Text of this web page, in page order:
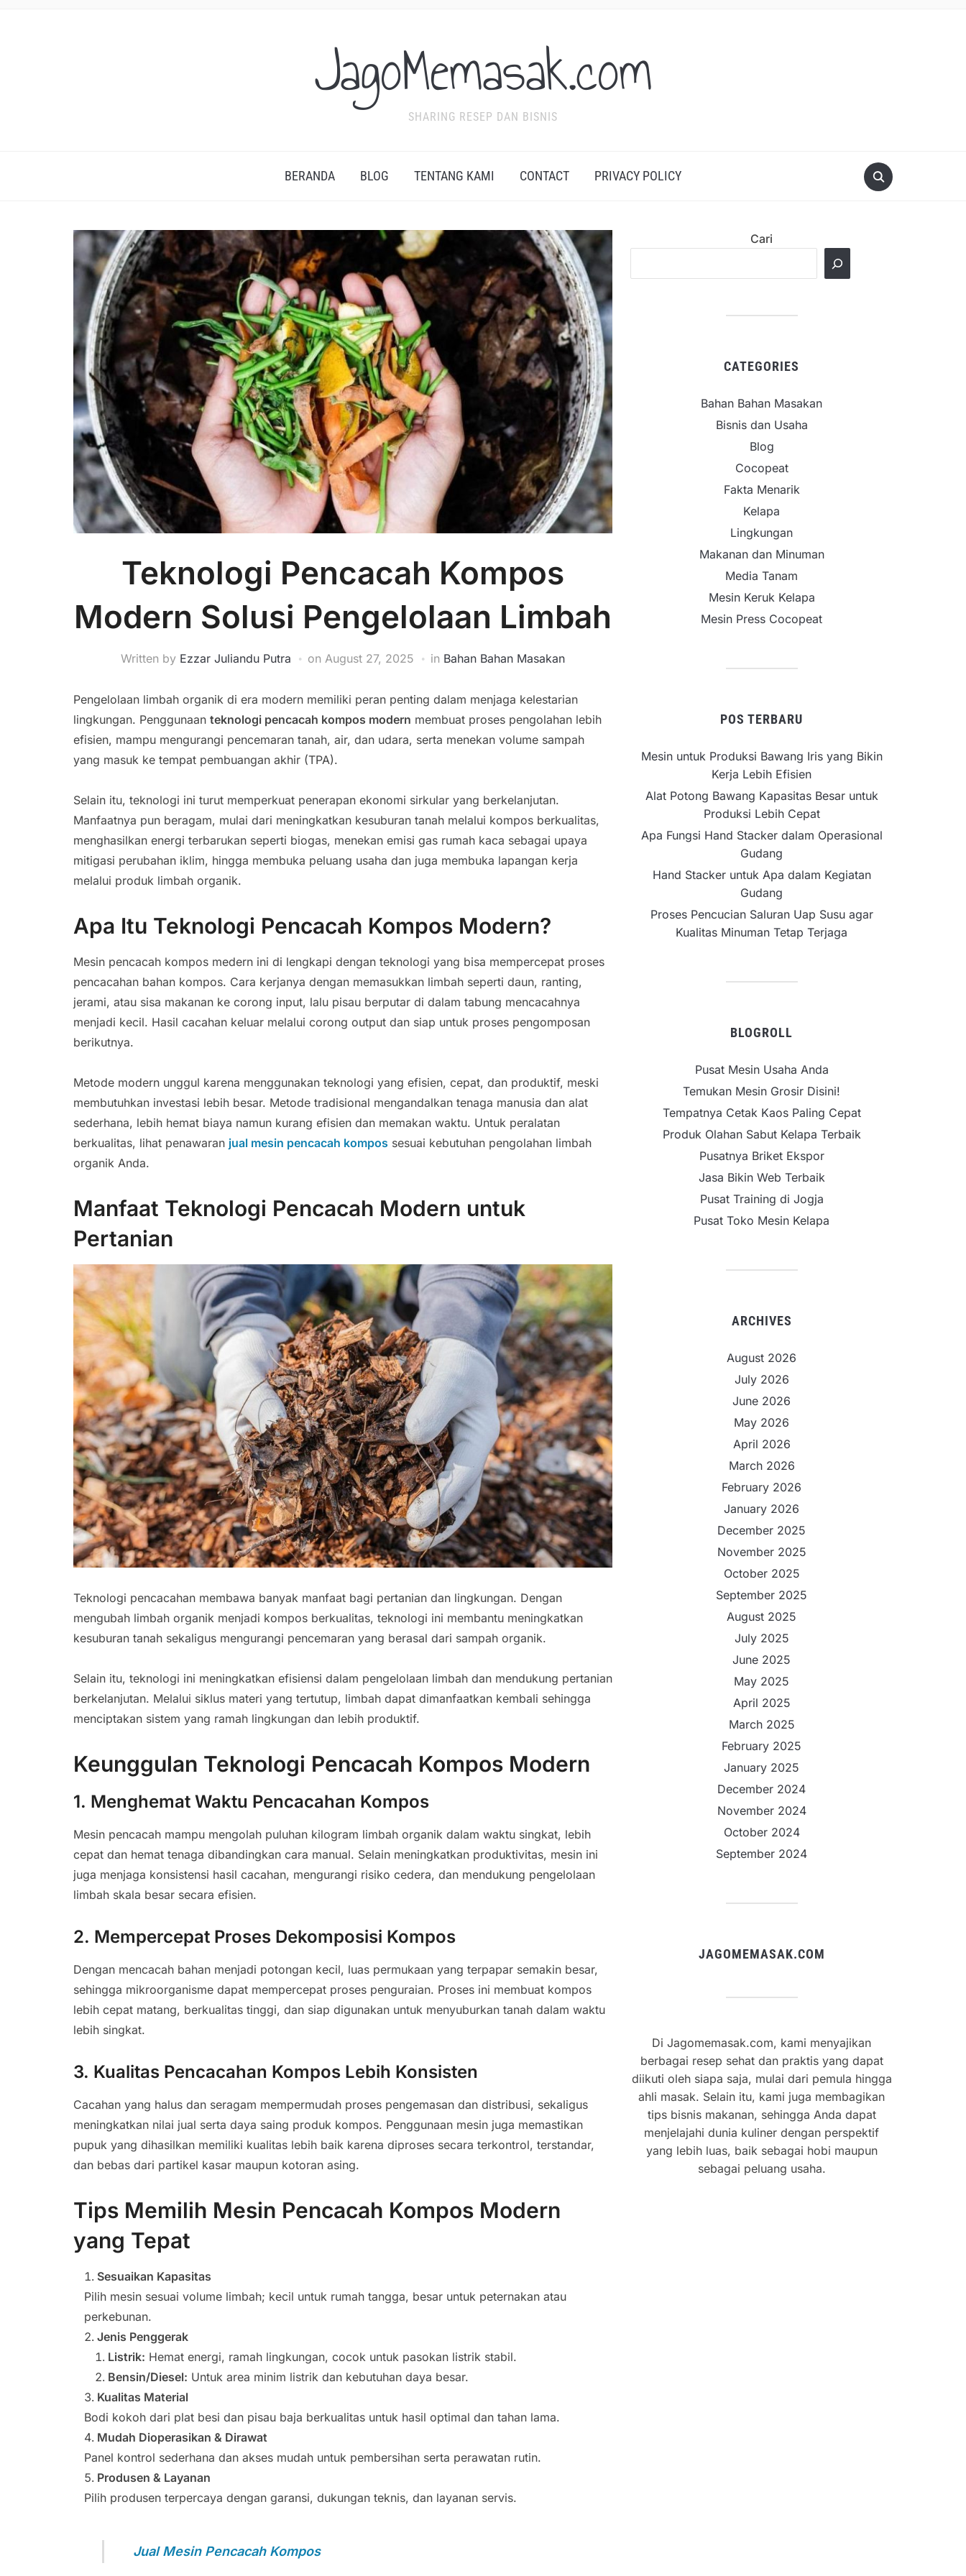
JagoMemasak.com
SHARING RESEP DAN BISNIS
BERANDA BLOG TENTANG KAMI CONTACT PRIVACY POLICY
Teknologi Pencacah Kompos
Modern Solusi Pengelolaan Limbah
Written by Ezzar Juliandu Putra on August 27, 2025 in Bahan Bahan Masakan
Pengelolaan limbah organik di era modern memiliki peran penting dalam menjaga kelestarian
lingkungan. Penggunaan teknologi pencacah kompos modern membuat proses pengolahan lebih
efisien, mampu mengurangi pencemaran tanah, air, dan udara, serta menekan volume sampah
yang masuk ke tempat pembuangan akhir (TPA).
Selain itu, teknologi ini turut memperkuat penerapan ekonomi sirkular yang berkelanjutan.
Manfaatnya pun beragam, mulai dari meningkatkan kesuburan tanah melalui kompos berkualitas,
menghasilkan energi terbarukan seperti biogas, menekan emisi gas rumah kaca sebagai upaya
mitigasi perubahan iklim, hingga membuka peluang usaha dan juga membuka lapangan kerja
melalui produk limbah organik.
Apa Itu Teknologi Pencacah Kompos Modern?
Mesin pencacah kompos medern ini di lengkapi dengan teknologi yang bisa mempercepat proses
pencacahan bahan kompos. Cara kerjanya dengan memasukkan limbah seperti daun, ranting,
jerami, atau sisa makanan ke corong input, lalu pisau berputar di dalam tabung mencacahnya
menjadi kecil. Hasil cacahan keluar melalui corong output dan siap untuk proses pengomposan
berikutnya.
Metode modern unggul karena menggunakan teknologi yang efisien, cepat, dan produktif, meski
membutuhkan investasi lebih besar. Metode tradisional mengandalkan tenaga manusia dan alat
sederhana, lebih hemat biaya namun kurang efisien dan memakan waktu. Untuk peralatan
berkualitas, lihat penawaran jual mesin pencacah kompos sesuai kebutuhan pengolahan limbah
organik Anda.
Manfaat Teknologi Pencacah Modern untuk
Pertanian
Teknologi pencacahan membawa banyak manfaat bagi pertanian dan lingkungan. Dengan
mengubah limbah organik menjadi kompos berkualitas, teknologi ini membantu meningkatkan
kesuburan tanah sekaligus mengurangi pencemaran yang berasal dari sampah organik.
Selain itu, teknologi ini meningkatkan efisiensi dalam pengelolaan limbah dan mendukung pertanian
berkelanjutan. Melalui siklus materi yang tertutup, limbah dapat dimanfaatkan kembali sehingga
menciptakan sistem yang ramah lingkungan dan lebih produktif.
Keunggulan Teknologi Pencacah Kompos Modern
1. Menghemat Waktu Pencacahan Kompos
Mesin pencacah mampu mengolah puluhan kilogram limbah organik dalam waktu singkat, lebih
cepat dan hemat tenaga dibandingkan cara manual. Selain meningkatkan produktivitas, mesin ini
juga menjaga konsistensi hasil cacahan, mengurangi risiko cedera, dan mendukung pengelolaan
limbah skala besar secara efisien.
2. Mempercepat Proses Dekomposisi Kompos
Dengan mencacah bahan menjadi potongan kecil, luas permukaan yang terpapar semakin besar,
sehingga mikroorganisme dapat mempercepat proses penguraian. Proses ini membuat kompos
lebih cepat matang, berkualitas tinggi, dan siap digunakan untuk menyuburkan tanah dalam waktu
lebih singkat.
3. Kualitas Pencacahan Kompos Lebih Konsisten
Cacahan yang halus dan seragam mempermudah proses pengemasan dan distribusi, sekaligus
meningkatkan nilai jual serta daya saing produk kompos. Penggunaan mesin juga memastikan
pupuk yang dihasilkan memiliki kualitas lebih baik karena diproses secara terkontrol, terstandar,
dan bebas dari partikel kasar maupun kotoran asing.
Tips Memilih Mesin Pencacah Kompos Modern
yang Tepat
Sesuaikan Kapasitas
Pilih mesin sesuai volume limbah; kecil untuk rumah tangga, besar untuk peternakan atau
perkebunan.
Jenis Penggerak
Listrik: Hemat energi, ramah lingkungan, cocok untuk pasokan listrik stabil.
Bensin/Diesel: Untuk area minim listrik dan kebutuhan daya besar.
Kualitas Material
Bodi kokoh dari plat besi dan pisau baja berkualitas untuk hasil optimal dan tahan lama.
Mudah Dioperasikan & Dirawat
Panel kontrol sederhana dan akses mudah untuk pembersihan serta perawatan rutin.
Produsen & Layanan
Pilih produsen terpercaya dengan garansi, dukungan teknis, dan layanan servis.
Jual Mesin Pencacah Kompos
Cari
CATEGORIES
Bahan Bahan Masakan
Bisnis dan Usaha
Blog
Cocopeat
Fakta Menarik
Kelapa
Lingkungan
Makanan dan Minuman
Media Tanam
Mesin Keruk Kelapa
Mesin Press Cocopeat
POS TERBARU
Mesin untuk Produksi Bawang Iris yang Bikin
Kerja Lebih Efisien
Alat Potong Bawang Kapasitas Besar untuk
Produksi Lebih Cepat
Apa Fungsi Hand Stacker dalam Operasional
Gudang
Hand Stacker untuk Apa dalam Kegiatan
Gudang
Proses Pencucian Saluran Uap Susu agar
Kualitas Minuman Tetap Terjaga
BLOGROLL
Pusat Mesin Usaha Anda
Temukan Mesin Grosir Disini!
Tempatnya Cetak Kaos Paling Cepat
Produk Olahan Sabut Kelapa Terbaik
Pusatnya Briket Ekspor
Jasa Bikin Web Terbaik
Pusat Training di Jogja
Pusat Toko Mesin Kelapa
ARCHIVES
August 2026
July 2026
June 2026
May 2026
April 2026
March 2026
February 2026
January 2026
December 2025
November 2025
October 2025
September 2025
August 2025
July 2025
June 2025
May 2025
April 2025
March 2025
February 2025
January 2025
December 2024
November 2024
October 2024
September 2024
JAGOMEMASAK.COM
Di Jagomemasak.com, kami menyajikan
berbagai resep sehat dan praktis yang dapat
diikuti oleh siapa saja, mulai dari pemula hingga
ahli masak. Selain itu, kami juga membagikan
tips bisnis makanan, sehingga Anda dapat
menjelajahi dunia kuliner dengan perspektif
yang lebih luas, baik sebagai hobi maupun
sebagai peluang usaha.